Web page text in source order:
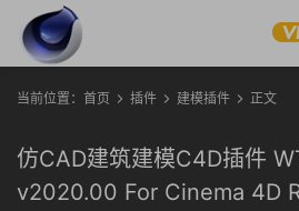
当前位置： 首页 插件 建模插件 正文
仿CAD建筑建模C4D插件
v2020.00 For Cinema 4D